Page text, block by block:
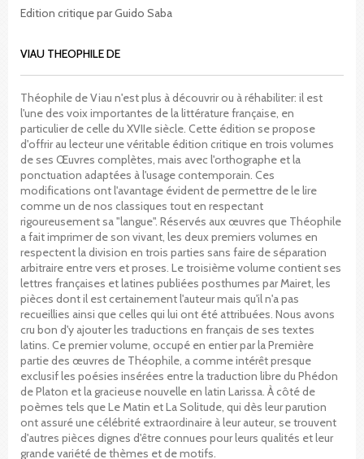
Edition critique par Guido Saba
VIAU THEOPHILE DE
Théophile de Viau n'est plus à découvrir ou à réhabiliter: il est
l'une des voix importantes de la littérature française, en
particulier de celle du XVIIe siècle. Cette édition se propose
d'offrir au lecteur une véritable édition critique en trois volumes
de ses Œuvres complètes, mais avec l'orthographe et la
ponctuation adaptées à l'usage contemporain. Ces
modifications ont l'avantage évident de permettre de le lire
comme un de nos classiques tout en respectant
rigoureusement sa "langue". Réservés aux œuvres que Théophile
a fait imprimer de son vivant, les deux premiers volumes en
respectent la division en trois parties sans faire de séparation
arbitraire entre vers et proses. Le troisième volume contient ses
lettres françaises et latines publiées posthumes par Mairet, les
pièces dont il est certainement l'auteur mais qu'il n'a pas
recueillies ainsi que celles qui lui ont été attribuées. Nous avons
cru bon d'y ajouter les traductions en français de ses textes
latins. Ce premier volume, occupé en entier par la Première
partie des œuvres de Théophile, a comme intérêt presque
exclusif les poésies insérées entre la traduction libre du Phédon
de Platon et la gracieuse nouvelle en latin Larissa. À côté de
poèmes tels que Le Matin et La Solitude, qui dès leur parution
ont assuré une célébrité extraordinaire à leur auteur, se trouvent
d'autres pièces dignes d'être connues pour leurs qualités et leur
grande variété de thèmes et de motifs.